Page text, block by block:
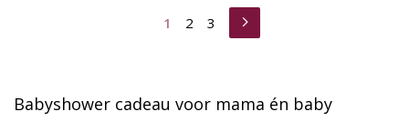
1 2 3
Babyshower cadeau voor mama én baby